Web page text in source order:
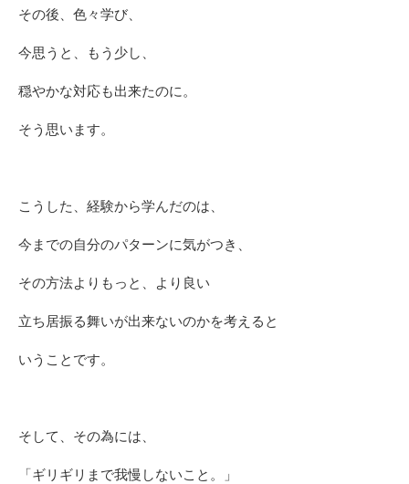
その後、色々学び、
今思うと、もう少し、
穏やかな対応も出来たのに。
そう思います。
こうした、経験から学んだのは、
今までの自分のパターンに気がつき、
その方法よりもっと、より良い
立ち居振る舞いが出来ないのかを考えると
いうことです。
そして、その為には、
「ギリギリまで我慢しないこと。」